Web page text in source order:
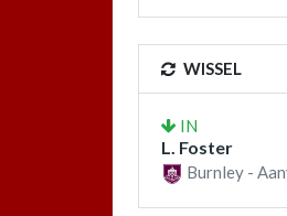
WISSEL
IN
L. Foster
Burnley -